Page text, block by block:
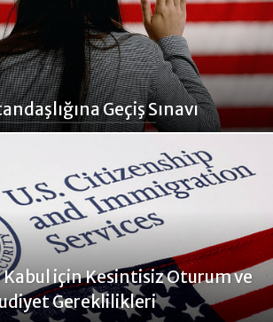
Geçiş Sınavı
için Kesintisiz Oturum ve
Gereklilikleri